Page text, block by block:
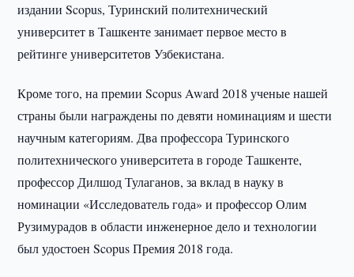
издании Scopus, Туринский политехнический
университет в Ташкенте занимает первое место в
рейтинге университетов Узбекистана.
Кроме того, на премии Scopus Award 2018 ученые нашей
страны были награждены по девяти номинациям и шести
научным категориям. Два профессора Туринского
политехнического университета в городе Ташкенте,
профессор Дилшод Тулаганов, за вклад в науку в
номинации «Исследователь года» и профессор Олим
Рузимурадов в области инженерное дело и технологии
был удостоен Scopus Премия 2018 года.